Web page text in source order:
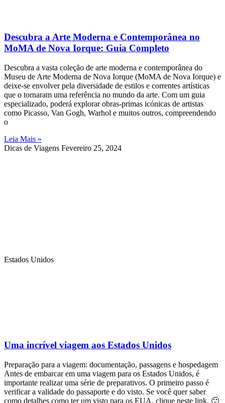
Descubra a Arte Moderna e Contemporânea no
MoMA de Nova Iorque: Guia Completo
Descubra a vasta coleção de arte moderna e contemporânea do
Museu de Arte Moderna de Nova Iorque (MoMA de Nova Iorque) e
deixe-se envolver pela diversidade de estilos e correntes artísticas
que o tornaram uma referência no mundo da arte. Com um guia
especializado, poderá explorar obras-primas icónicas de artistas
como Picasso, Van Gogh, Warhol e muitos outros, compreendendo
o
Leia Mais »
Dicas de Viagens Fevereiro 25, 2024
Estados Unidos
Uma incrível viagem aos Estados Unidos
Preparação para a viagem: documentação, passagens e hospedagem
Antes de embarcar em uma viagem para os Estados Unidos, é
importante realizar uma série de preparativos. O primeiro passo é
verificar a validade do passaporte e do visto. Se você quer saber
como detalhes como ter um visto para os EUA, clique neste link. 🙂